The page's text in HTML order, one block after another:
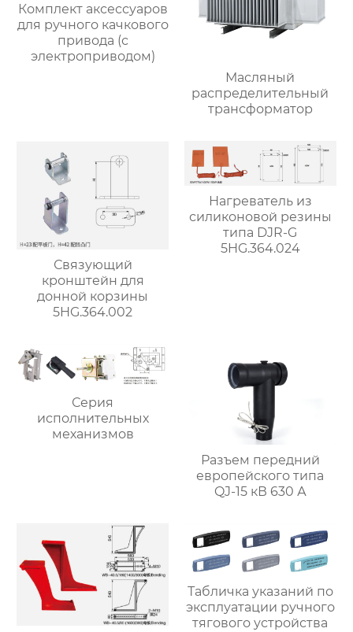
Комплект аксессуаров
для ручного качкового
привода (с
электроприводом)
Масляный
распределительный
трансформатор
Связующий
кронштейн для
донной корзины
5HG.364.002
Нагреватель из
силиконовой резины
типа DJR-G
5HG.364.024
Серия
исполнительных
механизмов
Разъем передний
европейского типа
QJ-15 кВ 630 А
Табличка указаний по
эксплуатации ручного
тягового устройства